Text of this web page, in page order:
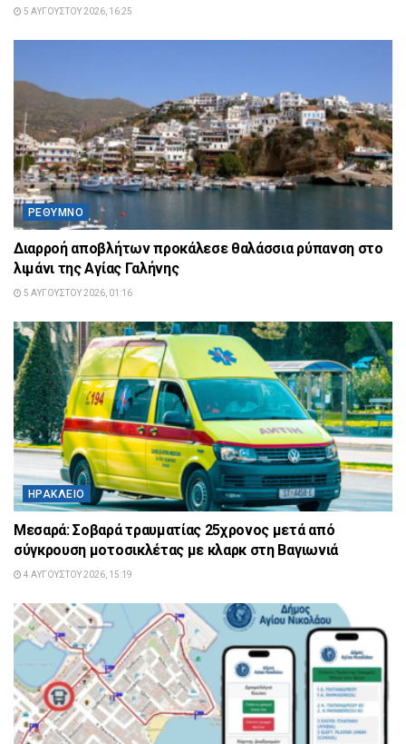
5 ΑΥΓΟΎΣΤΟΥ 2026, 16:25
ΡΈΘΥΜΝΟ
Διαρροή αποβλήτων προκάλεσε θαλάσσια ρύπανση στο
λιμάνι της Αγίας Γαλήνης
5 ΑΥΓΟΎΣΤΟΥ 2026, 01:16
ΗΡΆΚΛΕΙΟ
Μεσαρά: Σοβαρά τραυματίας 25χρονος μετά από
σύγκρουση μοτοσικλέτας με κλαρκ στη Βαγιωνιά
4 ΑΥΓΟΎΣΤΟΥ 2026, 15:19